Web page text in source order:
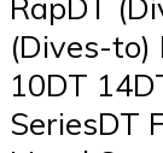
(Dives-to)
10DT
SeriesDT